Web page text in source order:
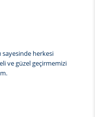
sayesinde herkesi
ve güzel geçirmemizi